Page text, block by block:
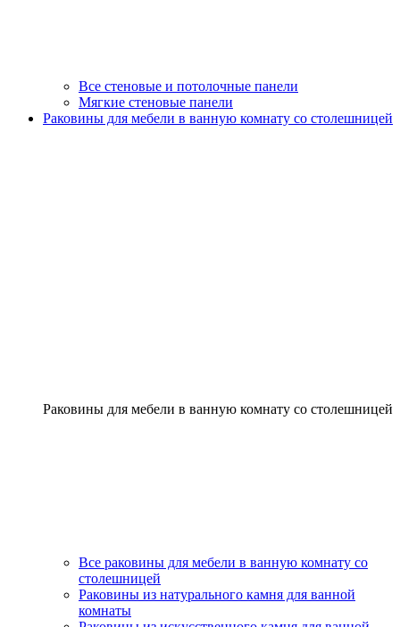
Все стеновые и потолочные панели
Мягкие стеновые панели
Раковины для мебели в ванную комнату со столешницей
Раковины для мебели в ванную комнату со столешницей
Все раковины для мебели в ванную комнату со
столешницей
Раковины из натурального камня для ванной
комнаты